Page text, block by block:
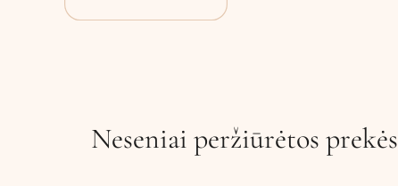
Neseniai peržiūrėtos prekės